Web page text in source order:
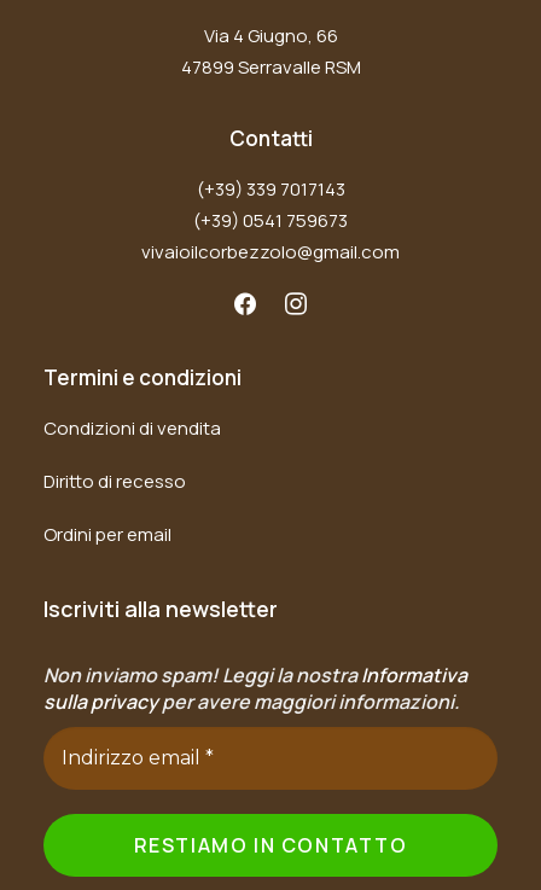
Via 4 Giugno, 66
47899 Serravalle RSM
Contatti
(+39) 339 7017143
(+39) 0541 759673
vivaioilcorbezzolo@gmail.com
Termini e condizioni
Condizioni di vendita
Diritto di recesso
Ordini per email
Iscriviti alla newsletter
Non inviamo spam! Leggi la nostraInformativa
sulla privacyper avere maggiori informazioni.